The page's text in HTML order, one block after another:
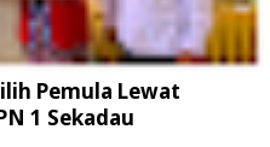
Pemula Lewat
1 Sekadau